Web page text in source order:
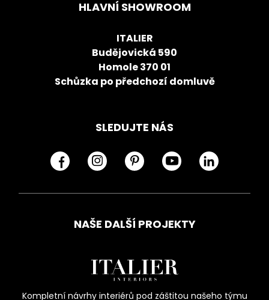
HLAVNÍ SHOWROOM
ITALIER
Budějovická 590
Homole 370 01
Schůzka po předchozí domluvě
SLEDUJTE NÁS
NAŠE DALŠÍ PROJEKTY
Kompletní návrhy interiérů pod záštitou našeho týmu